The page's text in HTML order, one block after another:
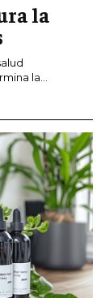
la
la...